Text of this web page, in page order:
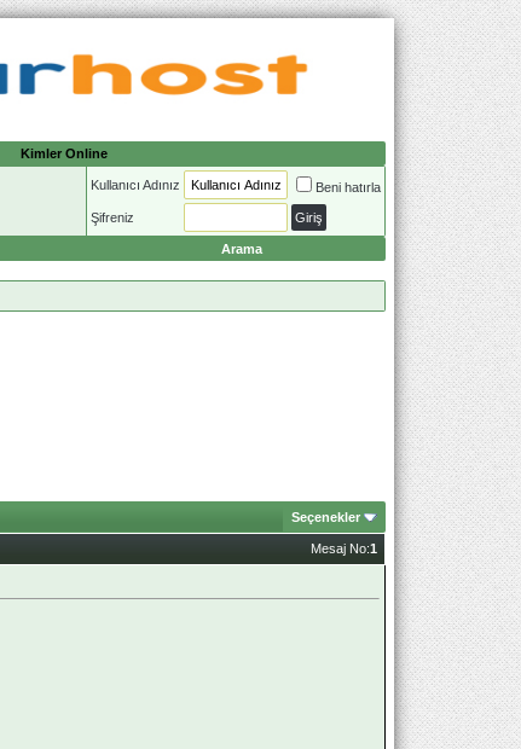
Kimler Online
Kullanıcı Adınız Beni hatırla
Şifreniz
Arama
Seçenekler
Mesaj No:1